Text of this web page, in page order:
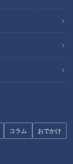
コラム おでかけ